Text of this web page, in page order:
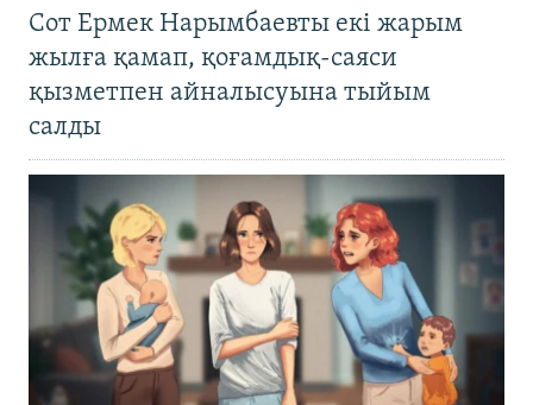
Сот Ермек Нарымбаевты екі жарым
жылға қамап, қоғамдық-саяси
қызметпен айналысуына тыйым
салды